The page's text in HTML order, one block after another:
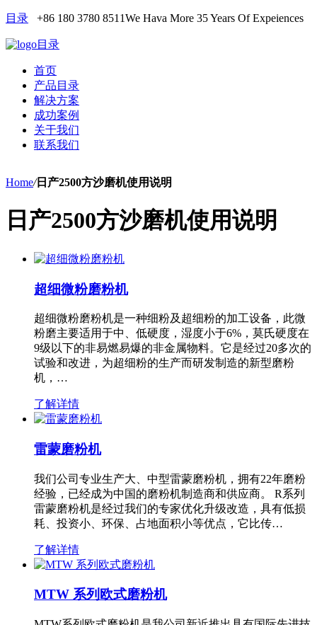
目录 +86 180 3780 8511We Hava More 35 Years Of Expeiences
目录
首页
产品目录
解决方案
成功案例
关于我们
联系我们
Home/日产2500方沙磨机使用说明
日产2500方沙磨机使用说明
超细微粉磨粉机
超细微粉磨粉机是一种细粉及超细粉的加工设备，此微
粉磨主要适用于中、低硬度，湿度小于6%，莫氏硬度在
9级以下的非易燃易爆的非金属物料。它是经过20多次的
试验和改进，为超细粉的生产而研发制造的新型磨粉
机，…
了解详情
雷蒙磨粉机
我们公司专业生产大、中型雷蒙磨粉机，拥有22年磨粉
经验，已经成为中国的磨粉机制造商和供应商。 R系列
雷蒙磨粉机是经过我们的专家优化升级改造，具有低损
耗、投资小、环保、占地面积小等优点，它比传…
了解详情
MTW 系列欧式磨粉机